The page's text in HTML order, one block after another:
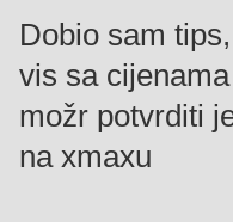
Dobio sam
vis sa
možr potvrditi
na xmaxu